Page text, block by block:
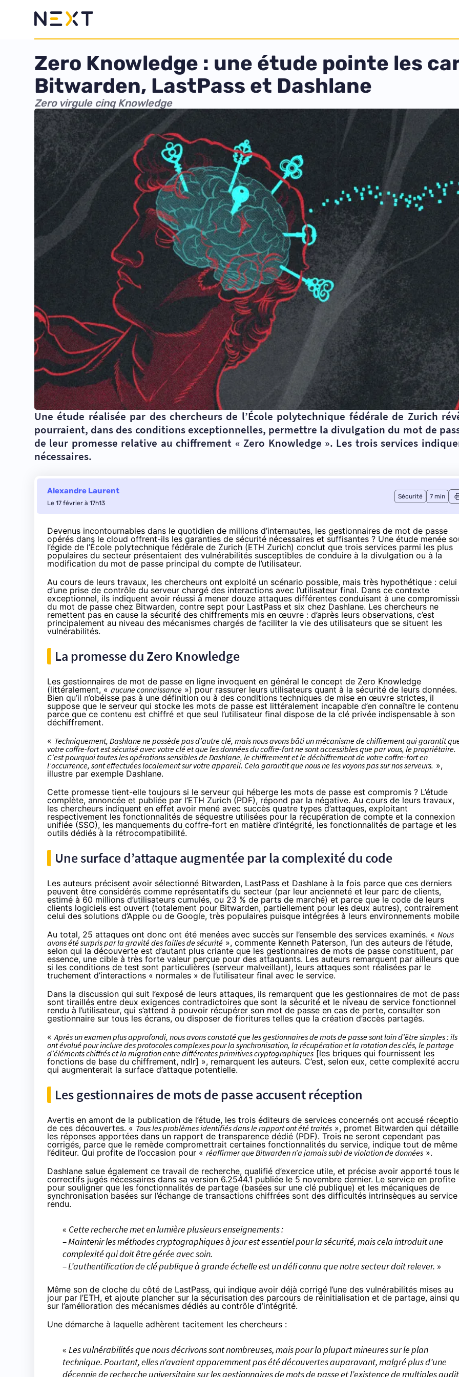
Zero Knowledge : une étude pointe les
Bitwarden, LastPass et Dashlane
Zero virgule cinq Knowledge
Une étude réalisée par des chercheurs de l’École polytechnique fédérale de Zurich
pourraient, dans des conditions exceptionnelles, permettre la divulgation du mot de
de leur promesse relative au chiffrement « Zero Knowledge ». Les trois services
nécessaires.
Alexandre Laurent
Le 17 février à 17h13
Sécurité 7 min
Devenus incontournables dans le quotidien de millions d’internautes, les gestionnaires de mot de passe
opérés dans le cloud offrent-ils les garanties de sécurité nécessaires et suffisantes ? Une étude menée
l’égide de l’École polytechnique fédérale de Zurich (ETH Zurich) conclut que trois services parmi les plus
populaires du secteur présentaient des vulnérabilités susceptibles de conduire à la divulgation ou à la
modification du mot de passe principal du compte de l’utilisateur.
Au cours de leurs travaux, les chercheurs ont exploité un scénario possible, mais très hypothétique : celui
d’une prise de contrôle du serveur chargé des interactions avec l’utilisateur final. Dans ce contexte
exceptionnel, ils indiquent avoir réussi à mener douze attaques différentes conduisant à une
du mot de passe chez Bitwarden, contre sept pour LastPass et six chez Dashlane. Les chercheurs ne
remettent pas en cause la sécurité des chiffrements mis en œuvre : d’après leurs observations, c’est
principalement au niveau des mécanismes chargés de faciliter la vie des utilisateurs que se situent les
vulnérabilités.
La promesse du Zero Knowledge
Les gestionnaires de mot de passe en ligne invoquent en général le concept de Zero Knowledge
(littéralement, « aucune connaissance ») pour rassurer leurs utilisateurs quant à la sécurité de leurs données.
Bien qu’il n’obéisse pas à une définition ou à des conditions techniques de mise en œuvre strictes, il
suppose que le serveur qui stocke les mots de passe est littéralement incapable d’en connaître le
parce que ce contenu est chiffré et que seul l’utilisateur final dispose de la clé privée indispensable à son
déchiffrement.
« Techniquement, Dashlane ne possède pas d’autre clé, mais nous avons bâti un mécanisme de chiffrement qui garantit
votre coffre-fort est sécurisé avec votre clé et que les données du coffre-fort ne sont accessibles que par vous, le propriétaire.
C’est pourquoi toutes les opérations sensibles de Dashlane, le chiffrement et le déchiffrement de votre coffre-fort en
l’occurrence, sont effectuées localement sur votre appareil. Cela garantit que nous ne les voyons pas sur nos serveurs. »,
illustre par exemple Dashlane.
Cette promesse tient-elle toujours si le serveur qui héberge les mots de passe est compromis ? L’étude
complète, annoncée et publiée par l’ETH Zurich (PDF), répond par la négative. Au cours de leurs travaux,
les chercheurs indiquent en effet avoir mené avec succès quatre types d’attaques, exploitant
respectivement les fonctionnalités de séquestre utilisées pour la récupération de compte et la connexion
unifiée (SSO), les manquements du coffre-fort en matière d’intégrité, les fonctionnalités de partage et les
outils dédiés à la rétrocompatibilité.
Une surface d’attaque augmentée par la complexité du code
Les auteurs précisent avoir sélectionné Bitwarden, LastPass et Dashlane à la fois parce que ces derniers
peuvent être considérés comme représentatifs du secteur (par leur ancienneté et leur parc de clients,
estimé à 60 millions d’utilisateurs cumulés, ou 23 % de parts de marché) et parce que le code de leurs
clients logiciels est ouvert (totalement pour Bitwarden, partiellement pour les deux autres),
celui des solutions d’Apple ou de Google, très populaires puisque intégrées à leurs environnements
Au total, 25 attaques ont donc ont été menées avec succès sur l’ensemble des services examinés. « Nous
avons été surpris par la gravité des failles de sécurité », commente Kenneth Paterson, l’un des auteurs de l’étude,
selon qui la découverte est d’autant plus criante que les gestionnaires de mots de passe constituent, par
essence, une cible à très forte valeur perçue pour des attaquants. Les auteurs remarquent par ailleurs que
si les conditions de test sont particulières (serveur malveillant), leurs attaques sont réalisées par le
truchement d’interactions « normales » de l’utilisateur final avec le service.
Dans la discussion qui suit l’exposé de leurs attaques, ils remarquent que les gestionnaires de mot de
sont tiraillés entre deux exigences contradictoires que sont la sécurité et le niveau de service fonctionnel
rendu à l’utilisateur, qui s’attend à pouvoir récupérer son mot de passe en cas de perte, consulter son
gestionnaire sur tous les écrans, ou disposer de fioritures telles que la création d’accès partagés.
«Après un examen plus approfondi, nous avons constaté que les gestionnaires de mots de passe sont loin d’être simples : ils
ont évolué pour inclure des protocoles complexes pour la synchronisation, la récupération et la rotation des clés, le partage
d’éléments chiffrés et la migration entre différentes primitives cryptographiques [les briques qui fournissent les
fonctions de base du chiffrement, ndlr] », remarquent les auteurs. C’est, selon eux, cette complexité
qui augmenterait la surface d’attaque potentielle.
Les gestionnaires de mots de passe accusent réception
Avertis en amont de la publication de l’étude, les trois éditeurs de services concernés ont accusé
de ces découvertes. « Tous les problèmes identifiés dans le rapport ont été traités », promet Bitwarden qui détaille
les réponses apportées dans un rapport de transparence dédié (PDF). Trois ne seront cependant pas
corrigés, parce que le remède compromettrait certaines fonctionnalités du service, indique tout de même
l’éditeur. Qui profite de l’occasion pour « réaffirmer que Bitwarden n’a jamais subi de violation de données ».
Dashlane salue également ce travail de recherche, qualifié d’exercice utile, et précise avoir apporté tous
correctifs jugés nécessaires dans sa version 6.2544.1 publiée le 5 novembre dernier. Le service en profite
pour souligner que les fonctionnalités de partage (basées sur une clé publique) et les mécaniques de
synchronisation basées sur l’échange de transactions chiffrées sont des difficultés intrinsèques au service
rendu.
« Cette recherche met en lumière plusieurs enseignements :
– Maintenir les méthodes cryptographiques à jour est essentiel pour la sécurité, mais cela introduit une
complexité qui doit être gérée avec soin.
– L’authentification de clé publique à grande échelle est un défi connu que notre secteur doit relever. »
Même son de cloche du côté de LastPass, qui indique avoir déjà corrigé l’une des vulnérabilités mises au
jour par l’ETH, et ajoute plancher sur la sécurisation des parcours de réinitialisation et de partage, ainsi
sur l’amélioration des mécanismes dédiés au contrôle d’intégrité.
Une démarche à laquelle adhèrent tacitement les chercheurs :
« Les vulnérabilités que nous décrivons sont nombreuses, mais pour la plupart mineures sur le plan
technique. Pourtant, elles n’avaient apparemment pas été découvertes auparavant, malgré plus d’une
décennie de recherche universitaire sur les gestionnaires de mots de passe et l’existence de multiples